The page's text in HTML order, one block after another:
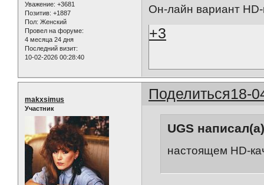
Уважение: +3681
Позитив: +1887
Пол: Женский
Провел на форуме:
4 месяца 24 дня
Последний визит:
10-02-2026 00:28:40
Он-лайн вариант
+3
Поделиться18-
makxsimus
Участник
UGS
настоящем HD-